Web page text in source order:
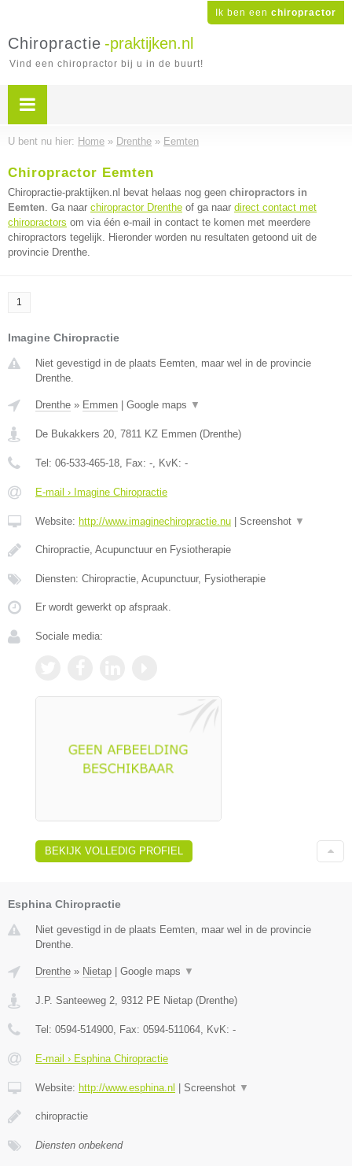
Ik ben een chiropractor
Chiropractie -praktijken.nl
Vind een chiropractor bij u in de buurt!
U bent nu hier: Home » Drenthe » Eemten
Chiropractor Eemten
Chiropractie-praktijken.nl bevat helaas nog geen chiropractors in
Eemten. Ga naar chiropractor Drenthe of ga naar direct contact met
chiropractors om via één e-mail in contact te komen met meerdere
chiropractors tegelijk. Hieronder worden nu resultaten getoond uit de
provincie Drenthe.
1
Imagine Chiropractie
Niet gevestigd in de plaats Eemten, maar wel in de provincie
Drenthe.
Drenthe » Emmen Google maps ▼
De Bukakkers 20, 7811 KZ Emmen (Drenthe)
Tel: 06-533-465-18, Fax: -, KvK: -
E-mail › Imagine Chiropractie
Website: http://www.imaginechiropractie.nu Screenshot ▼
Chiropractie, Acupunctuur en Fysiotherapie
Diensten: Chiropractie, Acupunctuur, Fysiotherapie
Er wordt gewerkt op afspraak.
Sociale media:
BEKIJK VOLLEDIG PROFIEL
Esphina Chiropractie
Niet gevestigd in de plaats Eemten, maar wel in de provincie
Drenthe.
Drenthe » Nietap | Google maps ▼
J.P. Santeeweg 2 9312 PE Nietap (Drenthe)
Tel: 0594-514900 , Fax: 0594-511064 , KvK: -
E-mail › Esphina Chiropractie
Website: http://www.esphina.nl | Screenshot ▼
chiropractie
Diensten onbekend